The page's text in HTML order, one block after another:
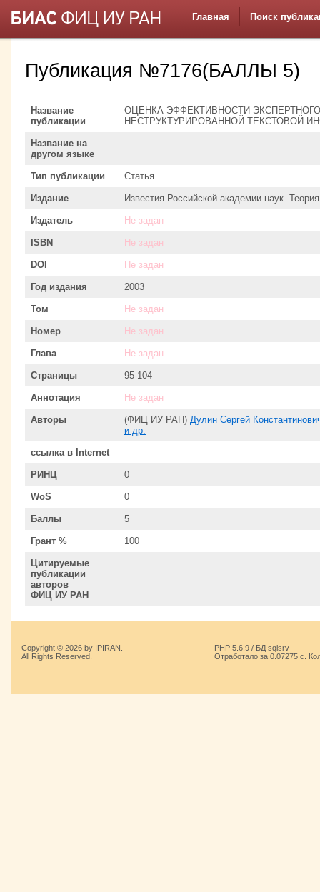
Главная Поиск
Публикация №7176(БАЛЛЫ 5)
Название
публикации
ОЦЕНКА ЭФФЕКТИВНОСТИ
НЕСТРУКТУРИРОВАННОЙ ТЕКСТОВОЙ
Название на
другом языке
Тип публикации Статья
Издание Известия Российской академии наук.
Издатель Не задан
ISBN Не задан
DOI Не задан
Год издания 2003
Том Не задан
Номер Не задан
Глава Не задан
Страницы 95-104
Аннотация Не задан
Авторы (ФИЦ ИУ РАН) Дулин Сергей
и др.
ссылка в Internet
РИНЦ 0
WoS 0
Баллы 5
Грант % 100
Цитируемые
публикации
авторов
ФИЦ ИУ РАН
Copyright © 2026 by IPIRAN.
All Rights Reserved.
PHP 5.6.9 / БД sqlsrv
Отработало за 0.07275 с.